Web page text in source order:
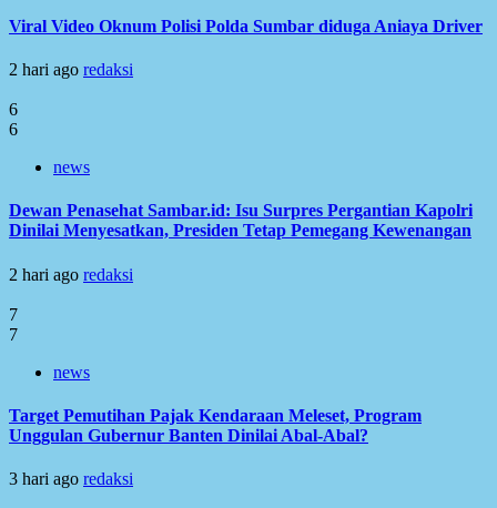
Viral Video Oknum Polisi Polda Sumbar diduga Aniaya Driver
2 hari ago redaksi
6
6
news
Dewan Penasehat Sambar.id: Isu Surpres Pergantian Kapolri
Dinilai Menyesatkan, Presiden Tetap Pemegang Kewenangan
2 hari ago redaksi
7
7
news
Target Pemutihan Pajak Kendaraan Meleset, Program
Unggulan Gubernur Banten Dinilai Abal-Abal?
3 hari ago redaksi